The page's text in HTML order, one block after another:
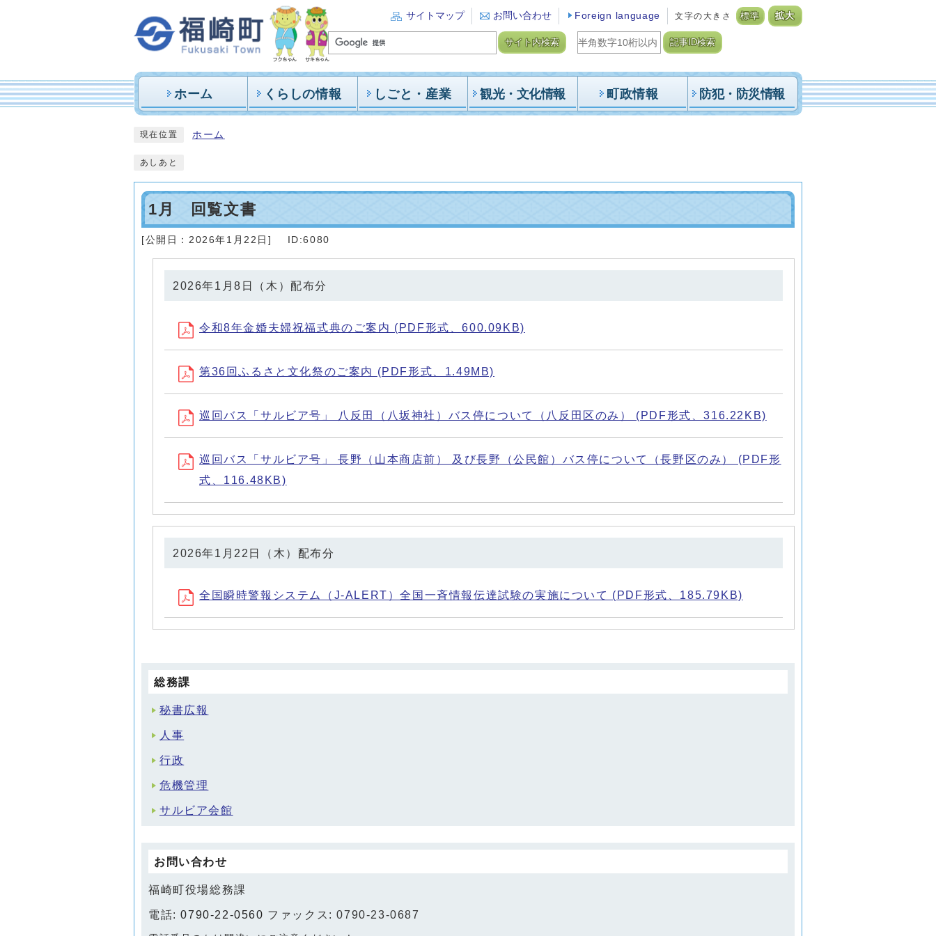
サイトマップ お問い合わせ Foreign language 文字の大きさ 標準 拡大
サイト内検索 記事ID検索
ホーム くらしの情報 しごと・産業 観光・文化情報 町政情報 防犯・防災情報
現在位置 ホーム
あしあと
1月 回覧文書
[公開日： 2026年1月22日 ] ID:6080
2026年1月8日（木）配布分
令和8年金婚夫婦祝福式典のご案内 (PDF形式、600.09KB)
第36回ふるさと文化祭のご案内 (PDF形式、1.49MB)
巡回バス「サルビア号」 八反田（八坂神社）バス停について（八反田区のみ） (PDF形式、316.22KB)
巡回バス「サルビア号」 長野（山本商店前） 及び長野（公民館）バス停について（長野区のみ） (PDF形
式、116.48KB)
2026年1月22日（木）配布分
全国瞬時警報システム（J-ALERT）全国一斉情報伝達試験の実施について (PDF形式、185.79KB)
総務課
秘書広報
人事
行政
危機管理
サルビア会館
お問い合わせ
福崎町役場総務課
電話:0790-22-0560 ファックス: 0790-23-0687